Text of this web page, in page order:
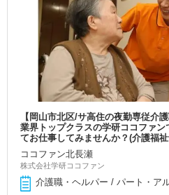
【岡山市北区/サ高住の夜勤専従介
業界トップクラスの学研ココファ
てお仕事してみませんか？(介護福
ココファン北長瀬
株式会社学研ココファン
介護職・ヘルパー / パート・ア